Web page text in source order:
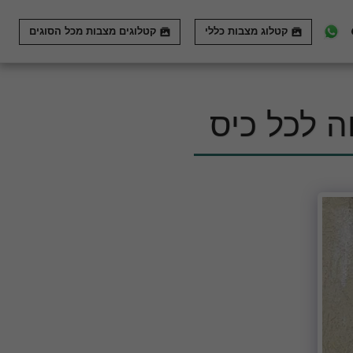
קטלוג מצבות כללי קטלוגים מצבות מכל הסוגים
לכל כיס